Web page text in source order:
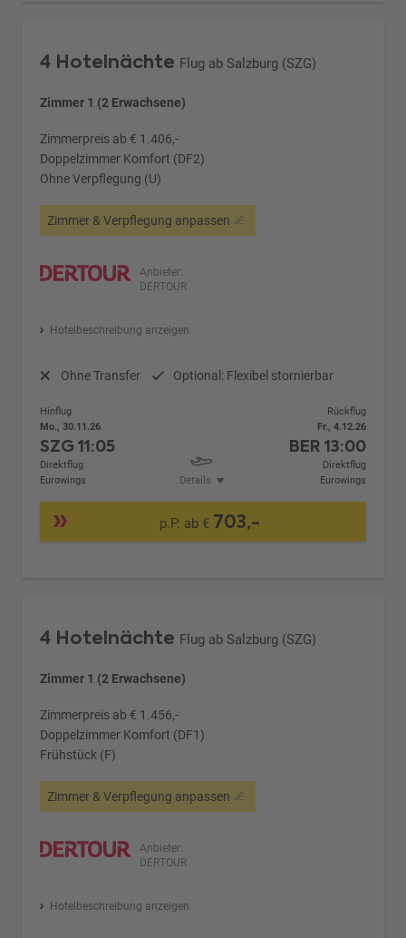
4 Hotelnächte Flug ab Salzburg (SZG)
Zimmer 1 (2 Erwachsene)
Zimmerpreis ab € 1.406,-
Doppelzimmer Komfort (DF2)
Ohne Verpflegung (U)
Zimmer & Verpflegung anpassen
Anbieter:
DERTOUR
Hotelbeschreibung anzeigen
Ohne Transfer Optional: Flexibel stornierbar
Hinflug
Mo., 30.11.26
SZG11:05
Direktflug
Eurowings
Details
Rückflug
Fr., 4.12.26
BER 13:00
Direktflug
Eurowings
p.P. ab € 703,-
4 Hotelnächte Flug ab Salzburg (SZG)
Zimmer 1 (2 Erwachsene)
Zimmerpreis ab € 1.456,-
Doppelzimmer Komfort (DF1)
Frühstück (F)
Zimmer & Verpflegung anpassen
Anbieter:
DERTOUR
Hotelbeschreibung anzeigen